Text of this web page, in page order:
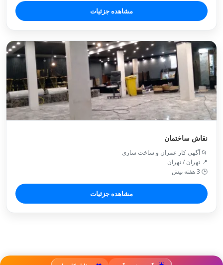
مشاهده جزئیات
نقاش ساختمان
📂 آگهی کار عمران و ساخت سازی
📍 تهران / تهران
🕒 3 هفته پیش
مشاهده جزئیات